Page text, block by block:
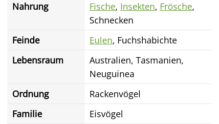
Nahrung
Fische, Insekten, Frösche,
Schnecken
Feinde
Eulen, Fuchshabichte
Lebensraum
Australien, Tasmanien,
Neuguinea
Ordnung
Rackenvögel
Familie
Eisvögel